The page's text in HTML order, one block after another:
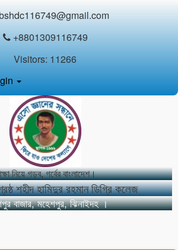
+8801309116749
Visitors: 11266
নিয়ে গড়ব, গর্বের বাংলাদেশ।
শহীদ হামিদুর রহমান ডিগ্রি কলেজ
বাজার, মহেশপুর, ঝিনাইদহ ।